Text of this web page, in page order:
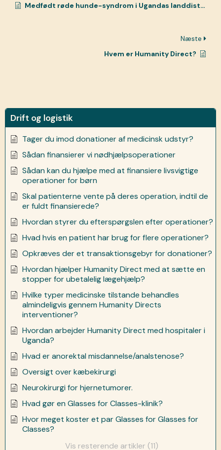
Drift og logistik
Tager du imod donationer af medicinsk udstyr?
Sådan finansierer vi nødhjælpsoperationer
Sådan kan du hjælpe med at finansiere livsvigtige
operationer for børn
Skal patienterne vente på deres operation, indtil de
er fuldt finansierede?
Hvordan styrer du efterspørgslen efter operationer?
Hvad hvis en patient har brug for flere operationer?
Opkræves der et transaktionsgebyr for donationer?
Hvordan hjælper Humanity Direct med at sætte en
stopper for ubetalelig lægehjælp?
Hvilke typer medicinske tilstande behandles
almindeligvis gennem Humanity Directs
interventioner?
Hvordan arbejder Humanity Direct med hospitaler i
Uganda?
Hvad er anorektal misdannelse/analstenose?
Oversigt over kæbekirurgi
Neurokirurgi for hjernetumorer.
Hvad gør en Glasses for Classes-klinik?
Hvor meget koster et par Glasses for Glasses for
Classes?
Vis resterende artikler (11)
Medfødt røde hunde-syndrom i Ugandas landdistrikter
Næste
Hvem er Humanity Direct?